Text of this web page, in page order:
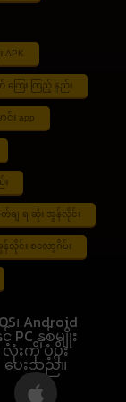
APK
ကြေး ကြည့် နည်း
င်း app
း
ချ ရ ဆုံး အွန်လိုင်း
လိုင်း စလော့ဂိမ်း
၊ Android
PC နှစ်မျိုး
လုံးကို ပံ့ပိုး
ပေးသည်။